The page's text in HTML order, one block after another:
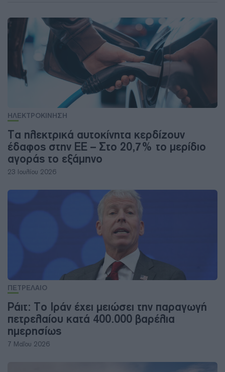
ΗΛΕΚΤΡΟΚΙΝΗΣΗ
Τα ηλεκτρικά αυτοκίνητα κερδίζουν
έδαφος στην ΕΕ – Στο 20,7% το μερίδιο
αγοράς το εξάμηνο
23 Ιουλίου 2026
ΠΕΤΡΕΛΑΙΟ
Ράιτ: Το Ιράν έχει μειώσει την παραγωγή
πετρελαίου κατά 400.000 βαρέλια
ημερησίως
7 Μαΐου 2026